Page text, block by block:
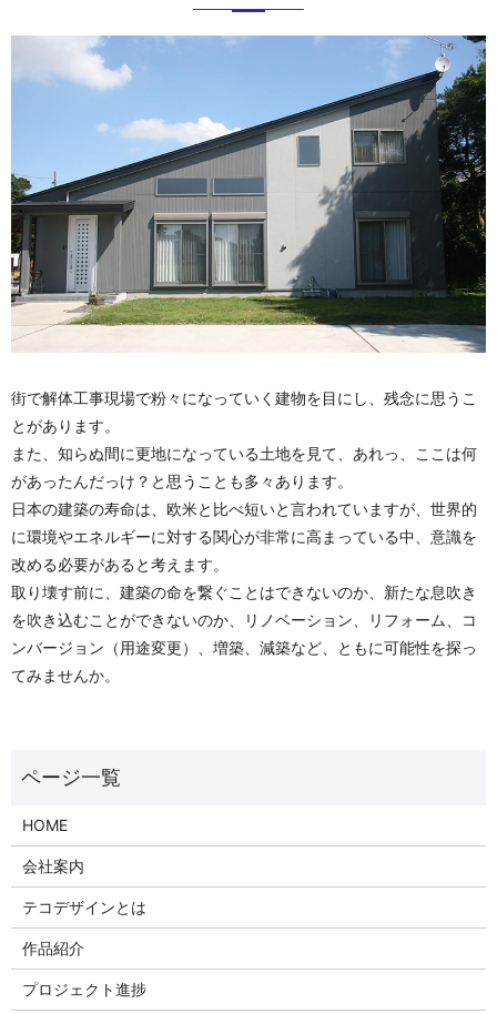
街で解体工事現場で粉々になっていく建物を目にし、残念に思うこ
とがあります。
また、知らぬ間に更地になっている土地を見て、あれっ、ここは何
があったんだっけ？と思うことも多々あります。
日本の建築の寿命は、欧米と比べ短いと言われていますが、世界的
に環境やエネルギーに対する関心が非常に高まっている中、意識を
改める必要があると考えます。
取り壊す前に、建築の命を繋ぐことはできないのか、新たな息吹き
を吹き込むことができないのか、リノベーション、リフォーム、コ
ンバージョン（用途変更）、増築、減築など、ともに可能性を探っ
てみませんか。
HOME
会社案内
テコデザインとは
作品紹介
プロジェクト進捗